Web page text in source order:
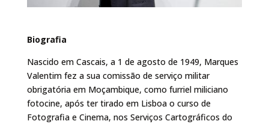
Biografia
Nascido em Cascais, a 1 de agosto de 1949, Marques
Valentim fez a sua comissão de serviço militar
obrigatória em Moçambique, como furriel miliciano
fotocine, após ter tirado em Lisboa o curso de
Fotografia e Cinema, nos Serviços Cartográficos do